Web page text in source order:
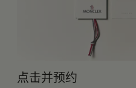
点击并预约